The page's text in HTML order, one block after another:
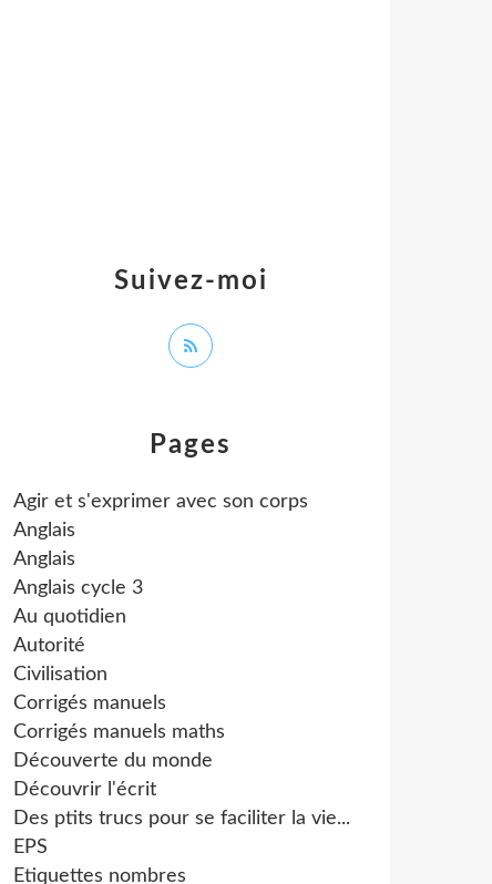
Pages
Agir et s'exprimer avec son corps
Anglais
Anglais
Anglais cycle 3
Au quotidien
Autorité
Civilisation
Corrigés manuels
Corrigés manuels maths
Découverte du monde
Découvrir l'écrit
Des ptits trucs pour se faciliter la vie...
EPS
Etiquettes nombres
Suivez-moi